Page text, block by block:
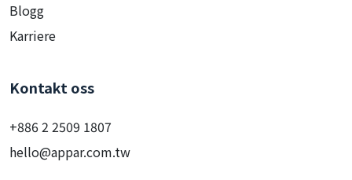
Blogg
Karriere
Kontakt oss
+886 2 2509 1807
hello@appar.com.tw